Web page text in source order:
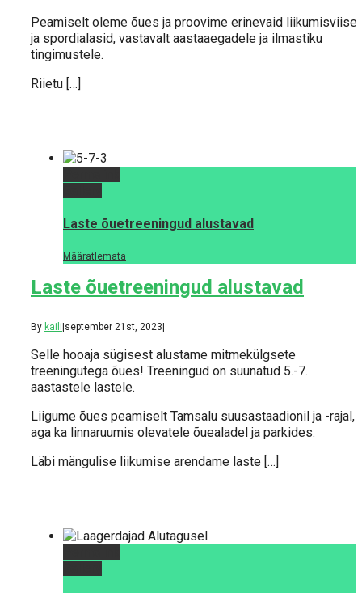
Peamiselt oleme õues ja proovime erinevaid liikumisviise
ja spordialasid, vastavalt aastaaegadele ja ilmastiku
tingimustele.
Riietu […]
Laste õuetreeningud alustavad
Määratlemata
Laste õuetreeningud alustavad
By kaili september 21st, 2023
Selle hooaja sügisest alustame mitmekülgsete
treeningutega õues! Treeningud on suunatud 5.-7.
aastastele lastele.
Liigume õues peamiselt Tamsalu suusastaadionil ja -rajal,
aga ka linnaruumis olevatele õuealadel ja parkides.
Läbi mängulise liikumise arendame laste […]